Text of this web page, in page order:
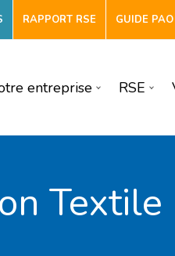
RAPPORT RSE GUIDE PAO
entreprise RSE
Textile